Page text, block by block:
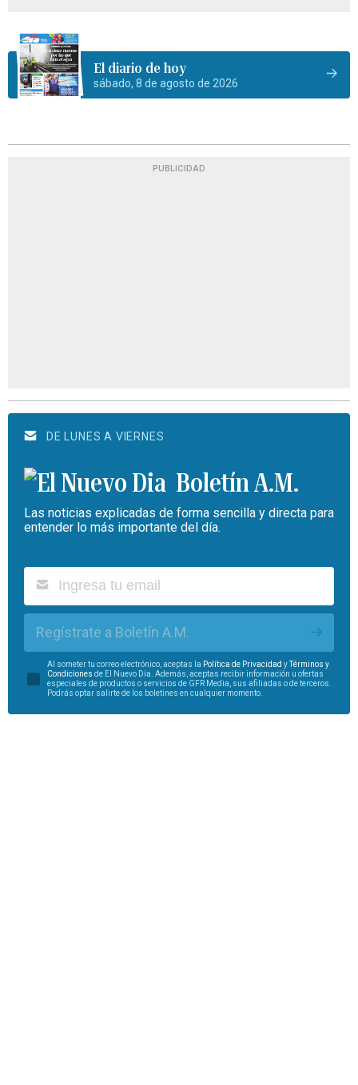
El diario de hoy
sábado, 8 de agosto de 2026
PUBLICIDAD
DE LUNES A VIERNES
Boletín A.M.
Las noticias explicadas de forma sencilla y directa para
entender lo más importante del día.
Regístrate a Boletín A.M.
Al someter tu correo electrónico, aceptas la Política de Privacidad yTérminos y
Condiciones de El Nuevo Día. Además, aceptas recibir información u ofertas
especiales de productos o servicios de GFR Media, sus afiliadas o de terceros.
Podrás optar salirte de los boletines en cualquier momento.